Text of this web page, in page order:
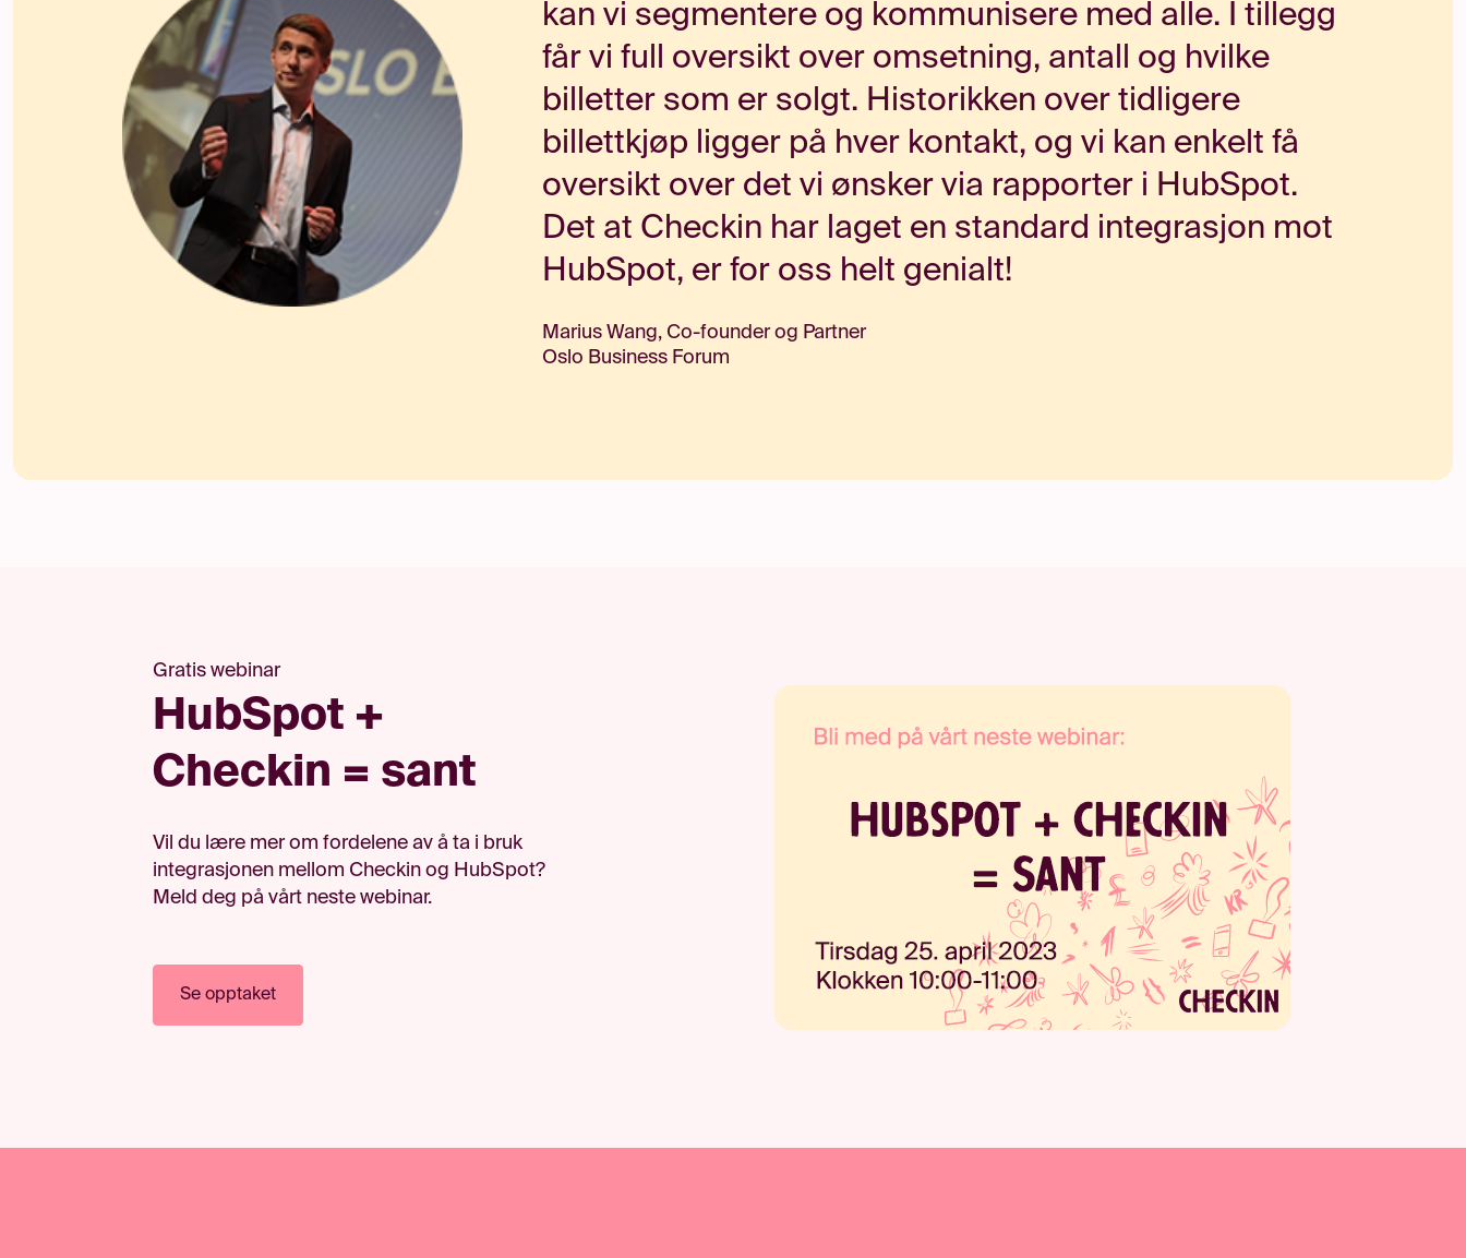
kan vi segmentere og kommunisere med alle. I tillegg
får vi full oversikt over omsetning, antall og hvilke
billetter som er solgt. Historikken over tidligere
billettkjøp ligger på hver kontakt, og vi kan enkelt få
oversikt over det vi ønsker via rapporter i HubSpot.
Det at Checkin har laget en standard integrasjon mot
HubSpot, er for oss helt genialt!
Marius Wang, Co-founder og Partner
Oslo Business Forum
Gratis webinar
HubSpot +
Checkin = sant
Vil du lære mer om fordelene av å ta i bruk
integrasjonen mellom Checkin og HubSpot?
Meld deg på vårt neste webinar.
Se opptaket